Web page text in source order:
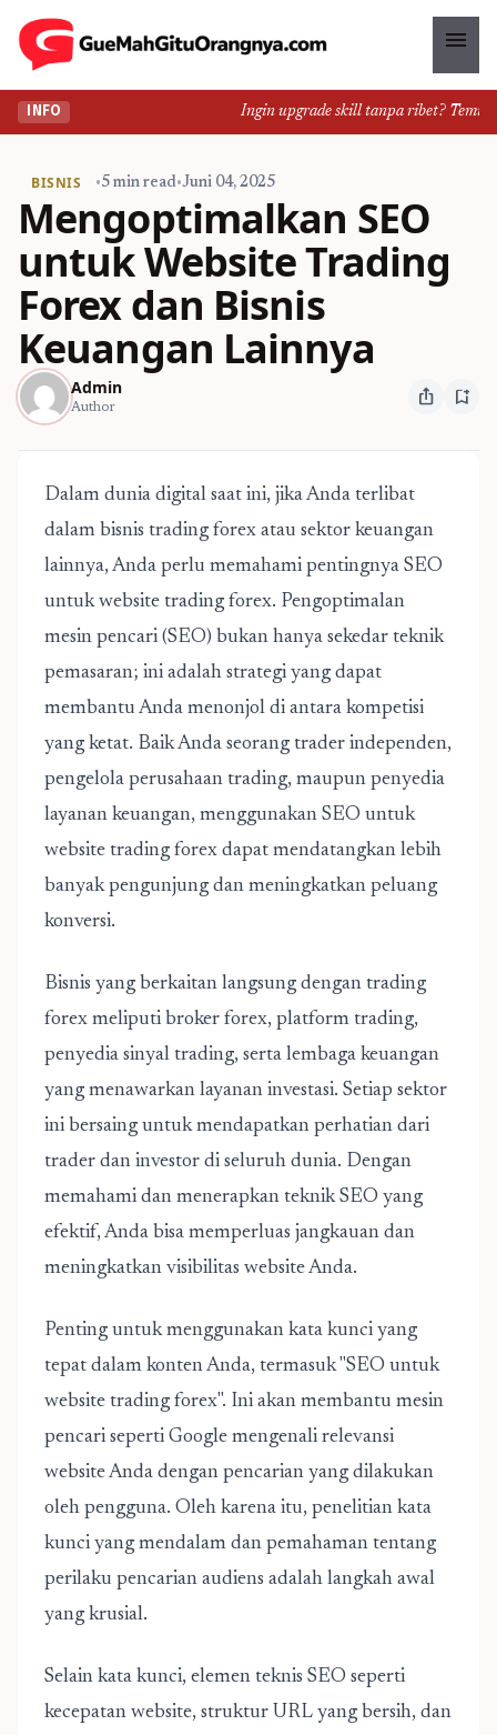
menu
INFO Ingin upgrade skill tanpa ribet?
BISNIS •5 min read•Juni 04, 2025
Mengoptimalkan SEO
untuk Website Trading
Forex dan Bisnis
Keuangan Lainnya
Admin
Author ios_share bookmark_add
Dalam dunia digital saat ini, jika Anda terlibat
dalam bisnis trading forex atau sektor keuangan
lainnya, Anda perlu memahami pentingnya SEO
untuk website trading forex. Pengoptimalan
mesin pencari (SEO) bukan hanya sekedar teknik
pemasaran; ini adalah strategi yang dapat
membantu Anda menonjol di antara kompetisi
yang ketat. Baik Anda seorang trader independen,
pengelola perusahaan trading, maupun penyedia
layanan keuangan, menggunakan SEO untuk
website trading forex dapat mendatangkan lebih
banyak pengunjung dan meningkatkan peluang
konversi.
Bisnis yang berkaitan langsung dengan trading
forex meliputi broker forex, platform trading,
penyedia sinyal trading, serta lembaga keuangan
yang menawarkan layanan investasi. Setiap sektor
ini bersaing untuk mendapatkan perhatian dari
trader dan investor di seluruh dunia. Dengan
memahami dan menerapkan teknik SEO yang
efektif, Anda bisa memperluas jangkauan dan
meningkatkan visibilitas website Anda.
Penting untuk menggunakan kata kunci yang
tepat dalam konten Anda, termasuk "SEO untuk
website trading forex". Ini akan membantu mesin
pencari seperti Google mengenali relevansi
website Anda dengan pencarian yang dilakukan
oleh pengguna. Oleh karena itu, penelitian kata
kunci yang mendalam dan pemahaman tentang
perilaku pencarian audiens adalah langkah awal
yang krusial.
Selain kata kunci, elemen teknis SEO seperti
kecepatan website, struktur URL yang bersih, dan